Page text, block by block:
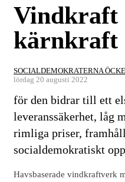
Vindkraft
kärnkraft
SOCIALDEMOKRATERNA
lördag 20 augusti 2022
för den bidrar till ett
leveranssäkerhet, låg
rimliga priser,
socialdemokratiskt
Havsbaserade vindkraftverk